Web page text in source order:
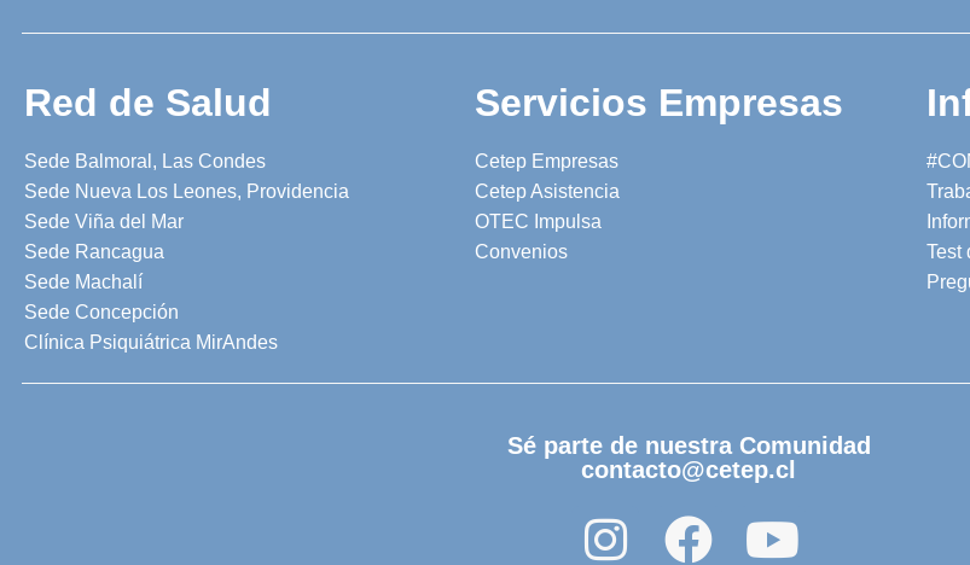
Red de Salud
Sede Balmoral, Las Condes
Sede Nueva Los Leones, Providencia
Sede Viña del Mar
Sede Rancagua
Sede Machalí
Sede Concepción
Clínica Psiquiátrica MirAndes
Servicios Empresas
Cetep Empresas
Cetep Asistencia
OTEC Impulsa
Convenios
Test
Sé parte de nuestra Comunidad
contacto@cetep.cl